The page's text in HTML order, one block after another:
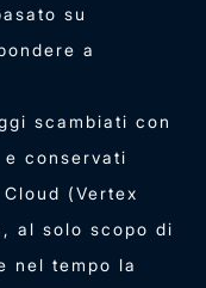
su
a
scambiati con
conservati
(Vertex
al solo scopo di
nel tempo la